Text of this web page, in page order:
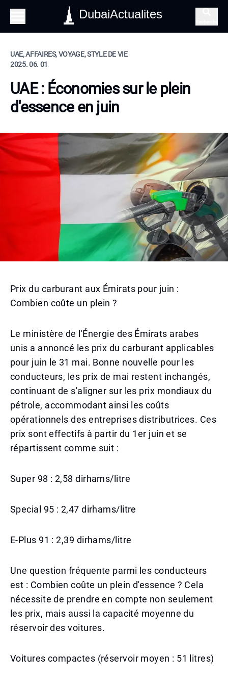
DubaiActualites
UAE, AFFAIRES, VOYAGE, STYLE DE VIE
2025. 06. 01
UAE : Économies sur le plein
d'essence en juin
Prix du carburant aux Émirats pour juin :
Combien coûte un plein ?
Le ministère de l'Énergie des Émirats arabes
unis a annoncé les prix du carburant applicables
pour juin le 31 mai. Bonne nouvelle pour les
conducteurs, les prix de mai restent inchangés,
continuant de s'aligner sur les prix mondiaux du
pétrole, accommodant ainsi les coûts
opérationnels des entreprises distributrices. Ces
prix sont effectifs à partir du 1er juin et se
répartissent comme suit :
Super 98 : 2,58 dirhams/litre
Special 95 : 2,47 dirhams/litre
E-Plus 91 : 2,39 dirhams/litre
Une question fréquente parmi les conducteurs
est : Combien coûte un plein d'essence ? Cela
nécessite de prendre en compte non seulement
les prix, mais aussi la capacité moyenne du
réservoir des voitures.
Voitures compactes (réservoir moyen : 51 litres)